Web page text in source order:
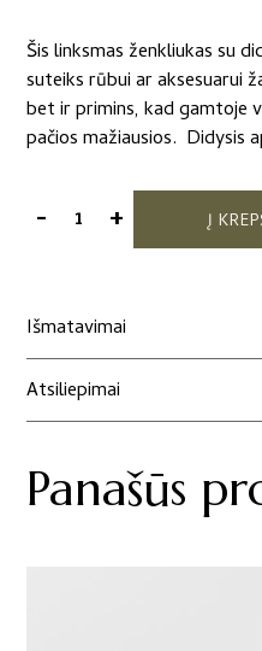
Šis linksmas ženkliukas su
suteiks rūbui ar aksesuarui
bet ir primins, kad gamtoje
pačios mažiausios. Didysis
-produkto
ženkliukas
apuokas“
+ Į
Išmatavimai
Atsiliepimai
Panašūs